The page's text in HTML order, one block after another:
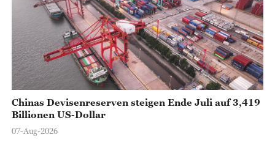
Chinas Devisenreserven steigen Ende Juli auf 3,419
Billionen US-Dollar
07-Aug-2026